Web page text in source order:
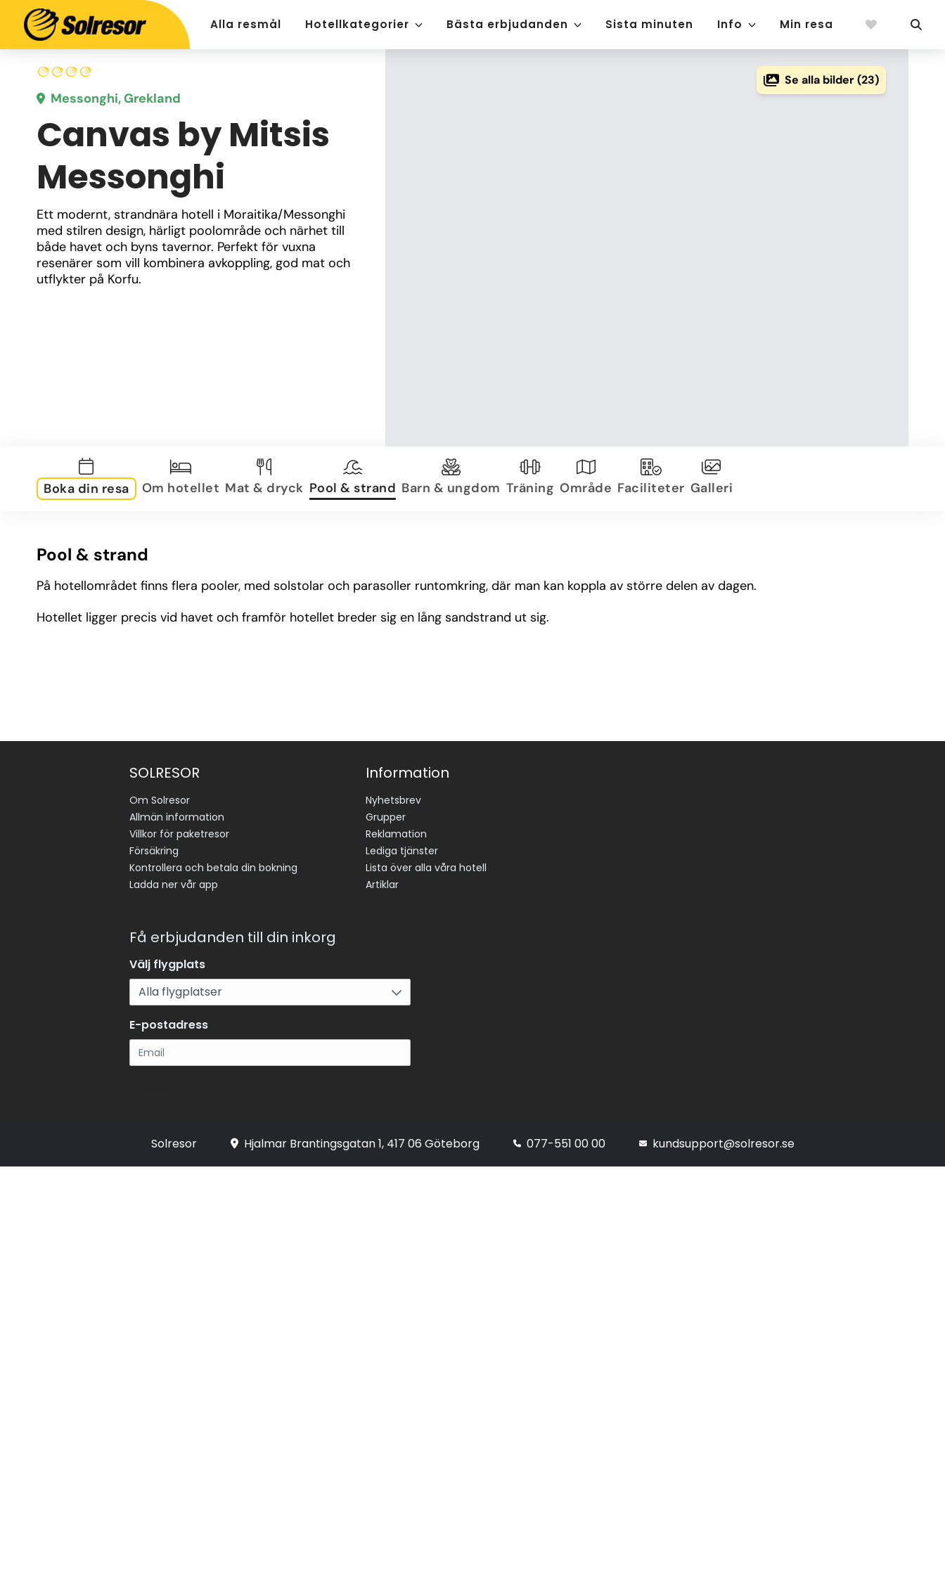
Alla resmål Hotellkategorier Bästa erbjudanden Sista minuten Info Min resa
Messonghi, Grekland
Canvas by Mitsis
Messonghi
Ett modernt, strandnära hotell i Moraitika/Messonghi
med stilren design, härligt poolområde och närhet till
både havet och byns tavernor. Perfekt för vuxna
resenärer som vill kombinera avkoppling, god mat och
utflykter på Korfu.
Se alla bilder (23)
Boka din resa Om hotellet Mat & dryck Pool & strand Barn & ungdom Träning Område Faciliteter Galleri
Pool & strand
På hotellområdet finns flera pooler, med solstolar och parasoller runtomkring, där man kan koppla av större delen av dagen.
Hotellet ligger precis vid havet och framför hotellet breder sig en lång sandstrand ut sig.
SOLRESOR
Om Solresor
Allmän information
Villkor för paketresor
Försäkring
Kontrollera och betala din bokning
Ladda ner vår app
Information
Nyhetsbrev
Grupper
Reklamation
Lediga tjänster
Lista över alla våra hotell
Artiklar
Få erbjudanden till din inkorg
Välj flygplats
E-postadress
Solresor Hjalmar Brantingsgatan 1, 417 06 Göteborg 077-551 00 00 kundsupport@solresor.se